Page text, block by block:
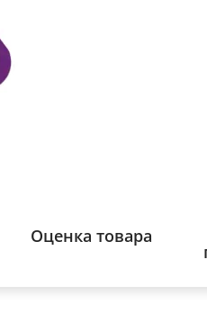
Оценка товара